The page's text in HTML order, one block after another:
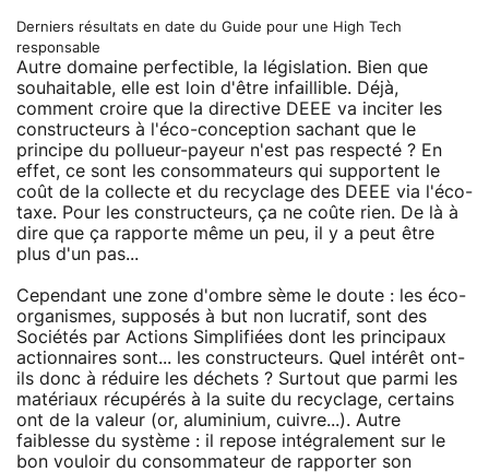
Derniers résultats en date du Guide pour une High Tech
responsable
Autre domaine perfectible, la législation. Bien que
souhaitable, elle est loin d'être infaillible. Déjà,
comment croire que la directive DEEE va inciter les
constructeurs à l'éco-conception sachant que le
principe du pollueur-payeur n'est pas respecté ? En
effet, ce sont les consommateurs qui supportent le
coût de la collecte et du recyclage des DEEE via l'éco-
taxe. Pour les constructeurs, ça ne coûte rien. De là à
dire que ça rapporte même un peu, il y a peut être
plus d'un pas...
Cependant une zone d'ombre sème le doute : les éco-
organismes, supposés à but non lucratif, sont des
Sociétés par Actions Simplifiées dont les principaux
actionnaires sont... les constructeurs. Quel intérêt ont-
ils donc à réduire les déchets ? Surtout que parmi les
matériaux récupérés à la suite du recyclage, certains
ont de la valeur (or, aluminium, cuivre...). Autre
faiblesse du système : il repose intégralement sur le
bon vouloir du consommateur de rapporter son